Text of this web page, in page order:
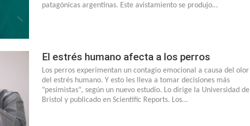
patagónicas argentinas. Este avistamiento se produjo…
El estrés humano afecta a los perros
Los perros experimentan un contagio emocional a causa del olor
del estrés humano. Y esto les lleva a tomar decisiones más
"pesimistas", según un nuevo estudio. Lo dirige la Universidad de
Bristol y publicado en Scientific Reports. Los…